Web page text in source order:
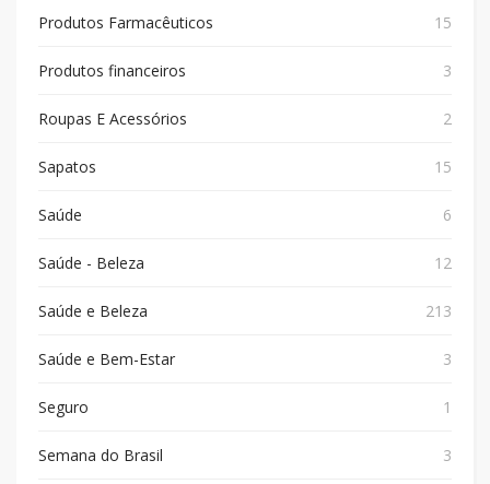
Produtos Farmacêuticos 15
Produtos financeiros 3
Roupas E Acessórios 2
Sapatos 15
Saúde 6
Saúde - Beleza 12
Saúde e Beleza 213
Saúde e Bem-Estar 3
Seguro 1
Semana do Brasil 3